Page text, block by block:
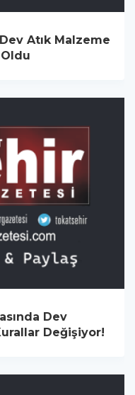
Atık Malzeme
Oldu
Dev
Değişiyor!